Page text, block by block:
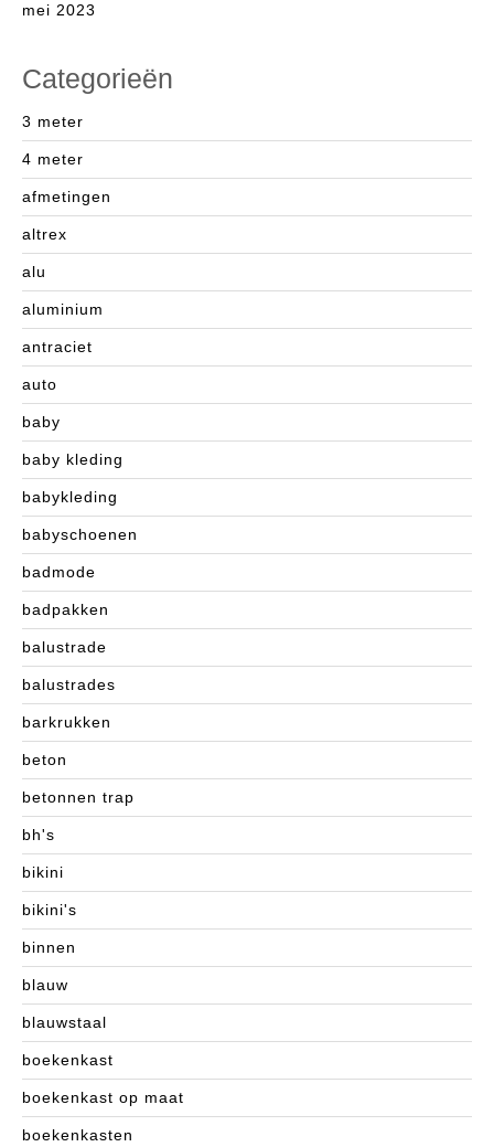
mei 2023
Categorieën
3 meter
4 meter
afmetingen
altrex
alu
aluminium
antraciet
auto
baby
baby kleding
babykleding
babyschoenen
badmode
badpakken
balustrade
balustrades
barkrukken
beton
betonnen trap
bh's
bikini
bikini's
binnen
blauw
blauwstaal
boekenkast
boekenkast op maat
boekenkasten